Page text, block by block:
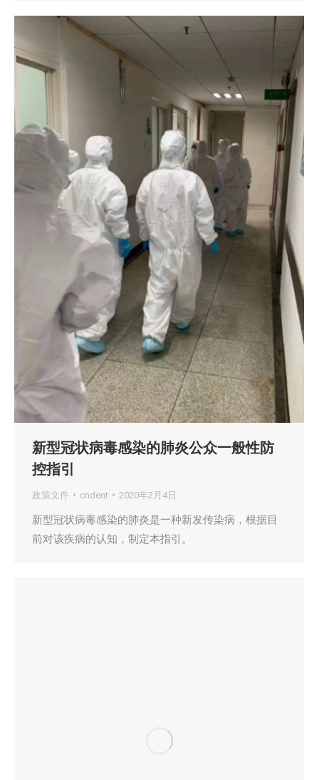
新型冠状病毒感染的肺炎公众一般性防
控指引
政策文件 cndent 2020年2月4日
新型冠状病毒感染的肺炎是一种新发传染病，根据目
前对该疾病的认知，制定本指引。